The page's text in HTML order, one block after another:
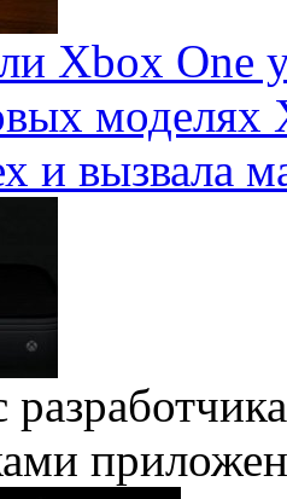
Xbox One
и вызвала